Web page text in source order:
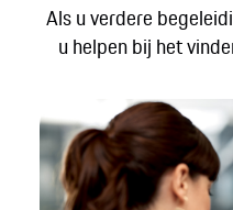
Als u verdere
u helpen bij het